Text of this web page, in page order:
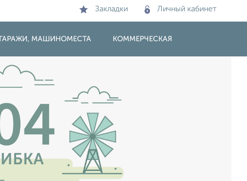
Закладки Личный кабинет
ГАРАЖИ, МАШИНОМЕСТА КОММЕРЧЕСКАЯ